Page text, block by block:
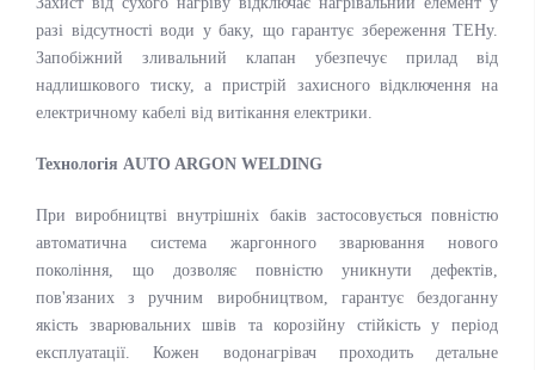
разі відсутності води у баку, що гарантує збереження ТЕНу.
Запобіжний зливальний клапан убезпечує прилад від
надлишкового тиску, а пристрій захисного відключення на
електричному кабелі від витікання електрики.
Технологія AUTO ARGON WELDING
При виробництві внутрішніх баків застосовується повністю
автоматична система жаргонного зварювання нового
покоління, що дозволяє повністю уникнути дефектів,
пов'язаних з ручним виробництвом, гарантує бездоганну
якість зварювальних швів та корозійну стійкість у період
експлуатації. Кожен водонагрівач проходить детальне